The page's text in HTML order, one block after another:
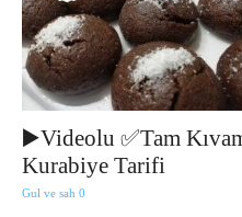
▶️Videolu ✅Tam
Kurabiye Tarifi
Gul ve sah 0